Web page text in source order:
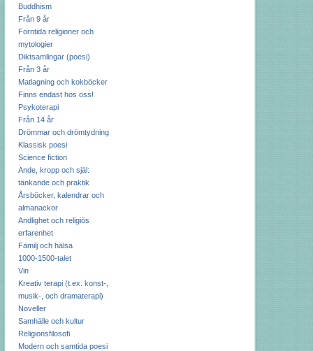
Buddhism
Från 9 år
Forntida religioner och
mytologier
Diktsamlingar (poesi)
Från 3 år
Matlagning och kokböcker
Finns endast hos oss!
Psykoterapi
Från 14 år
Drömmar och drömtydning
Klassisk poesi
Science fiction
Ande, kropp och själ:
tänkande och praktik
Årsböcker, kalendrar och
almanackor
Andlighet och religiös
erfarenhet
Familj och hälsa
1000-1500-talet
Vin
Kreativ terapi (t.ex. konst-,
musik-, och dramaterapi)
Noveller
Samhälle och kultur
Religionsfilosofi
Modern och samtida poesi